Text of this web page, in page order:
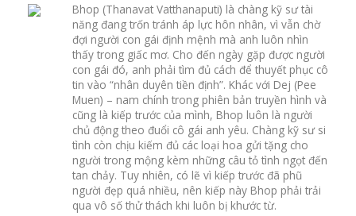
Bhop (Thanavat Vatthanaputi) là chàng kỹ sư tài
năng đang trốn tránh áp lực hôn nhân, vì vẫn chờ
đợi người con gái định mệnh mà anh luôn nhìn
thấy trong giấc mơ. Cho đến ngày gặp được người
con gái đó, anh phải tìm đủ cách để thuyết phục cô
tin vào “nhân duyên tiền định”. Khác với Dej (Pee
Muen) – nam chính trong phiên bản truyền hình và
cũng là kiếp trước của mình, Bhop luôn là người
chủ động theo đuổi cô gái anh yêu. Chàng kỹ sư si
tình còn chịu kiếm đủ các loại hoa gửi tặng cho
người trong mộng kèm những câu tỏ tình ngọt đến
tan chảy. Tuy nhiên, có lẽ vì kiếp trước đã phũ
người đẹp quá nhiều, nên kiếp này Bhop phải trải
qua vô số thử thách khi luôn bị khước từ.